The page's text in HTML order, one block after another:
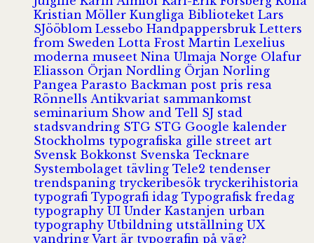
Kristian Möller Kungliga Biblioteket Lars
SJööblom Lessebo Handpappersbruk Letters
from Sweden Lotta Frost Martin Lexelius
moderna museet Nina Ulmaja Norge Olafur
Eliasson Örjan Nordling Örjan Norling
Pangea Parasto Backman post pris resa
Rönnells Antikvariat sammankomst
seminarium Show and Tell SJ stad
stadsvandring STG STG Google kalender
Stockholms typografiska gille street art
Svensk Bokkonst Svenska Tecknare
Systembolaget tävling Tele2 tendenser
trendspaning tryckeribesök tryckerihistoria
typografi Typografi idag Typografisk fredag
typography UI Under Kastanjen urban
typography Utbildning utställning UX
vandring Vart är typografin på väg?